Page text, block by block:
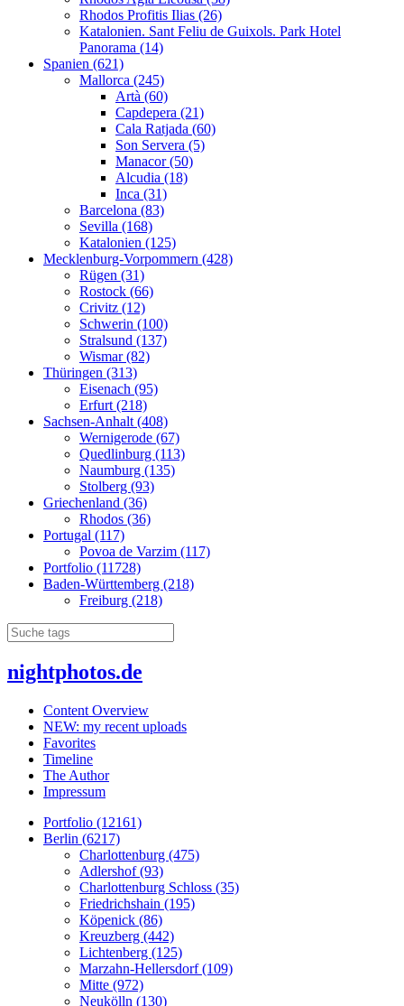
Rhodos Profitis Ilias (26)
Katalonien. Sant Feliu de Guixols. Park Hotel
Panorama (14)
Spanien (621)
Mallorca (245)
Artà (60)
Capdepera (21)
Cala Ratjada (60)
Son Servera (5)
Manacor (50)
Alcudia (18)
Inca (31)
Barcelona (83)
Sevilla (168)
Katalonien (125)
Mecklenburg-Vorpommern (428)
Rügen (31)
Rostock (66)
Crivitz (12)
Schwerin (100)
Stralsund (137)
Wismar (82)
Thüringen (313)
Eisenach (95)
Erfurt (218)
Sachsen-Anhalt (408)
Wernigerode (67)
Quedlinburg (113)
Naumburg (135)
Stolberg (93)
Griechenland (36)
Rhodos (36)
Portugal (117)
Povoa de Varzim (117)
Portfolio (11728)
Baden-Württemberg (218)
Freiburg (218)
nightphotos.de
Content Overview
NEW: my recent uploads
Favorites
Timeline
The Author
Impressum
Portfolio (12161)
Berlin (6217)
Charlottenburg (475)
Adlershof (93)
Charlottenburg Schloss (35)
Friedrichshain (195)
Köpenick (86)
Kreuzberg (442)
Lichtenberg (125)
Marzahn-Hellersdorf (109)
Mitte (972)
Neukölln (130)